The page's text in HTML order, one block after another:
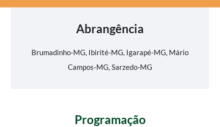
Abrangência
Brumadinho-MG, Ibirité-MG, Igarapé-MG, Mário
Campos-MG, Sarzedo-MG
Programação